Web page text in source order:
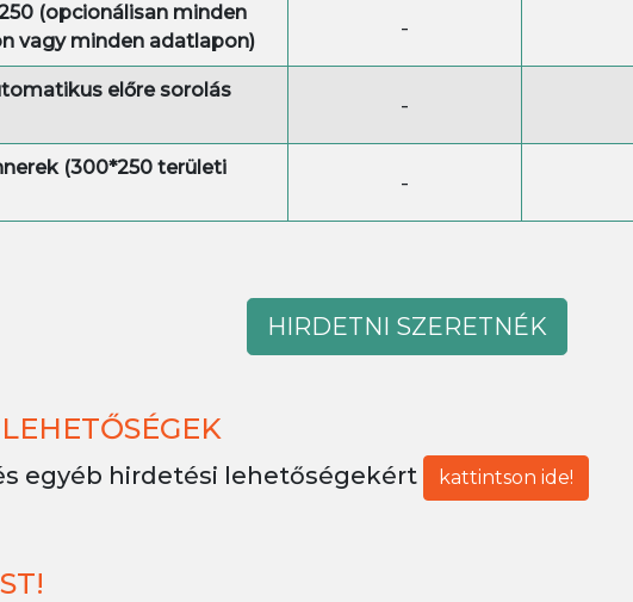
(opcionálisan minden
vagy minden adatlapon)
-
előre sorolás
-
(300*250 területi
-
HIRDETNI SZERETNÉK
egyéb hirdetési lehetőségekért kattintson ide!